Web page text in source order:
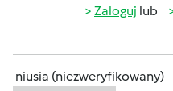
Zaloguj lub
niusia (niezweryfikowany)